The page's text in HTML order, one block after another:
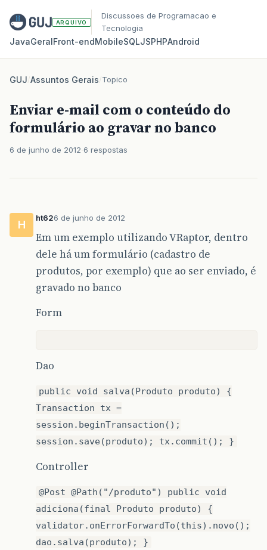
ARQUIVO
Discussoes de Programacao e
Tecnologia
JavaGeralFront‑endMobileSQLJSPHPAndroid
GUJ/Assuntos Gerais/Topico
Enviar e-mail com o conteúdo do
formulário ao gravar no banco
6 de junho de 2012 6 respostas
H
ht626 de junho de 2012
Em um exemplo utilizando VRaptor, dentro
dele há um formulário (cadastro de
produtos, por exemplo) que ao ser enviado, é
gravado no banco
Form
Dao
public void salva(Produto produto) {
Transaction tx =
session.beginTransaction();
session.save(produto); tx.commit(); }
Controller
@Post @Path("/produto") public void
adiciona(final Produto produto) {
validator.onErrorForwardTo(this).novo();
dao.salva(produto); }